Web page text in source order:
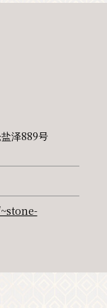
泽889号